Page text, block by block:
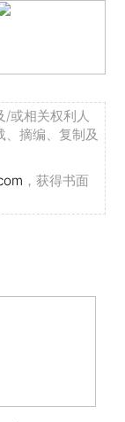
/或相关权利人
摘编、复制及
，获得书面